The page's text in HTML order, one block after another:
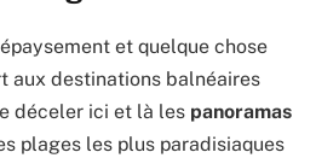
et quelque chose
aux destinations balnéaires
déceler ici et là les panoramas
plages les plus paradisiaques